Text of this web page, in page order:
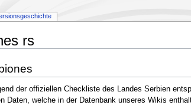
rs
der offiziellen Checkliste des Landes Serbien
Daten, welche in der Datenbank unseres Wikis